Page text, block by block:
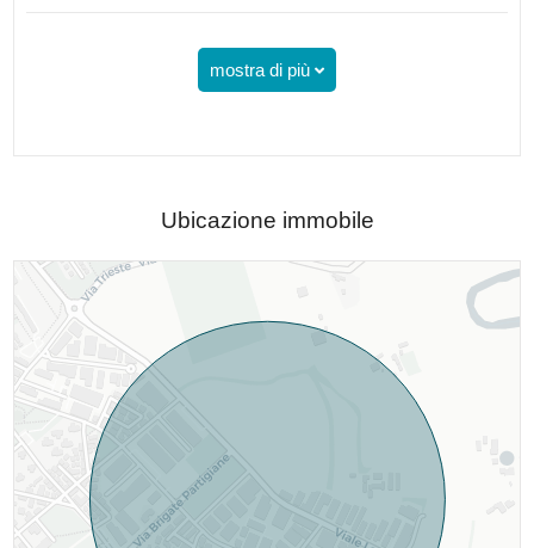
mostra di più
Ubicazione immobile